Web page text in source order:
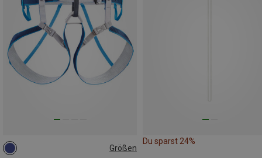
Größen
L-XL | 84-108CM S-M | 64-86CM
Du sparst 24%